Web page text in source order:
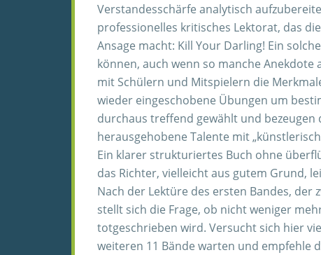
Verstandesschärfe analytisch
professionelles kritisches Lektorat, das
Ansage macht: Kill Your Darling! Ein
können, auch wenn so manche
mit Schülern und Mitspielern die
wieder eingeschobene Übungen um
durchaus treffend gewählt und
herausgehobene Talente mit
Ein klarer strukturiertes Buch ohne
das Richter, vielleicht aus gutem Grund,
Nach der Lektüre des ersten Bandes,
stellt sich die Frage, ob nicht weniger
totgeschrieben wird. Versucht sich hier
weiteren 11 Bände warten und empfehle